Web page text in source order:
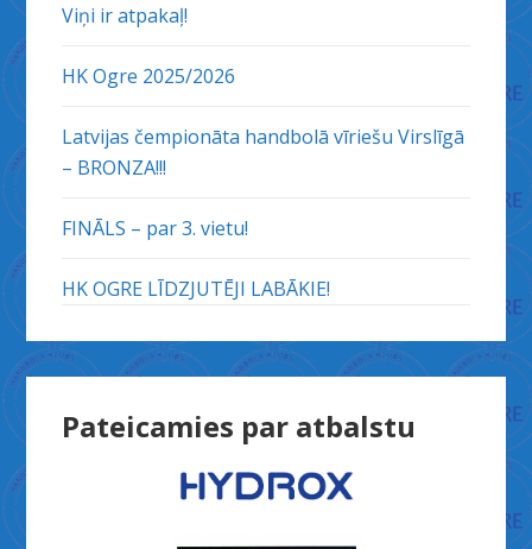
Viņi ir atpakaļ!
HK Ogre 2025/2026
Latvijas čempionāta handbolā vīriešu Virslīgā
– BRONZA!!!
FINĀLS – par 3. vietu!
HK OGRE LĪDZJUTĒJI LABĀKIE!
Pateicamies par atbalstu